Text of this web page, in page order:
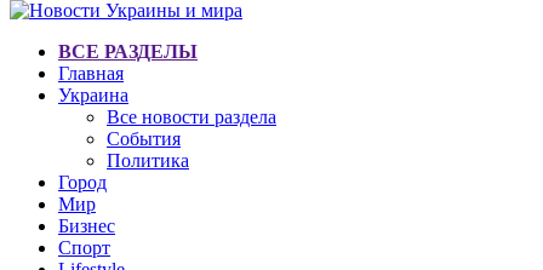
ВСЕ РАЗДЕЛЫ
Главная
Украина
Все новости раздела
События
Политика
Город
Мир
Бизнес
Спорт